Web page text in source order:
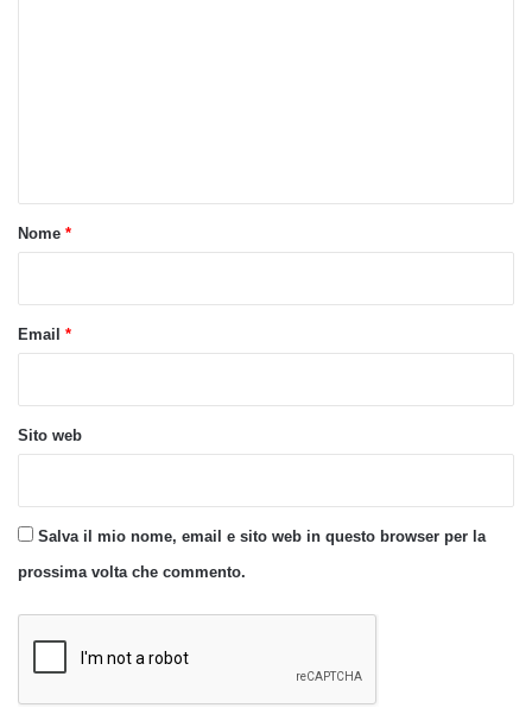
oNome *
Email *
Sito web
Salva il mio nome, email e sito web in questo browser per la
prossima volta che commento.